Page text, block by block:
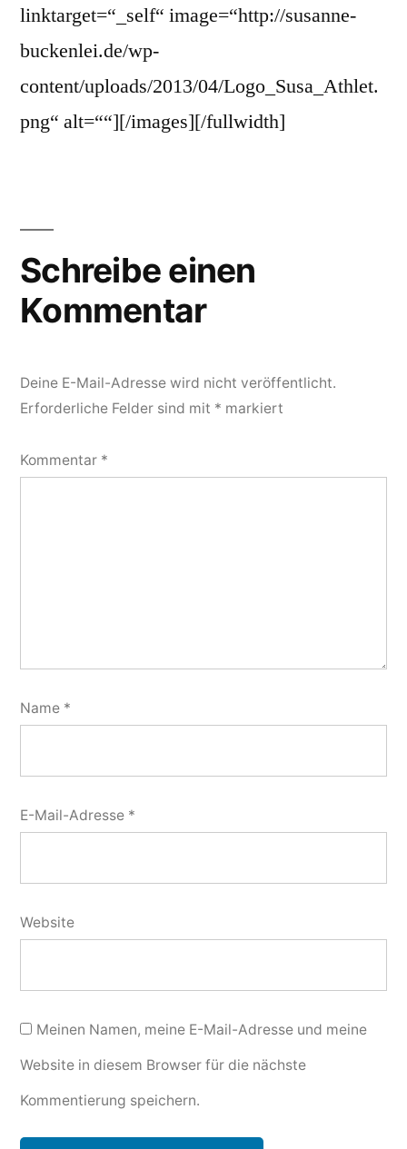
linktarget=“_self“ image=“http://susanne-
buckenlei.de/wp-
content/uploads/2013/04/Logo_Susa_Athlet.
png“ alt=““][/images][/fullwidth]
Schreibe einen
Kommentar
Deine E-Mail-Adresse wird nicht veröffentlicht.
Erforderliche Felder sind mit * markiert
Kommentar *
Name *
E-Mail-Adresse *
Website
Meinen Namen, meine E-Mail-Adresse und meine
Website in diesem Browser für die nächste
Kommentierung speichern.